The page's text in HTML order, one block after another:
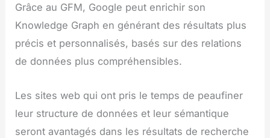
Grâce au GFM, Google peut enrichir son
Knowledge Graph en générant des résultats plus
précis et personnalisés, basés sur des relations
de données plus compréhensibles.
Les sites web qui ont pris le temps de peaufiner
leur structure de données et leur sémantique
seront avantagés dans les résultats de recherche